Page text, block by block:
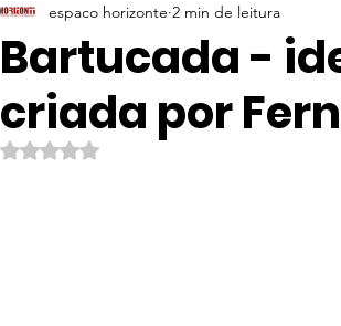
Bartucada -
criada por
espaco horizonte 2 min de leitura
Avaliado com NaN de 5 estrelas.